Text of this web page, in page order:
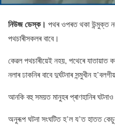
নিউজ ডেস্ক। পথৰ ওপৰত থকা উন্মুক্ত
পথচাৰীসকলৰ বাবে।
কেৱল পথচাৰীয়েই নহয়, পথেৰে যাতায়াত
নলাৰ ঢাকনিৰ বাবে দুৰ্ঘটনাৰ সন্মুখীন
আনকি বহু সময়ত মানুহৰ প্ৰাণহানিৰ
অনুৰূপ ঘটনা সংঘটিত হ’ল য’ত হাতত